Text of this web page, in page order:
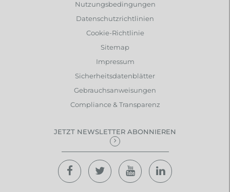
Nutzungsbedingungen
Datenschutzrichtlinien
Cookie-Richtlinie
Sitemap
Impressum
Sicherheitsdatenblätter
Gebrauchsanweisungen
Compliance & Transparenz
JETZT NEWSLETTER ABONNIEREN